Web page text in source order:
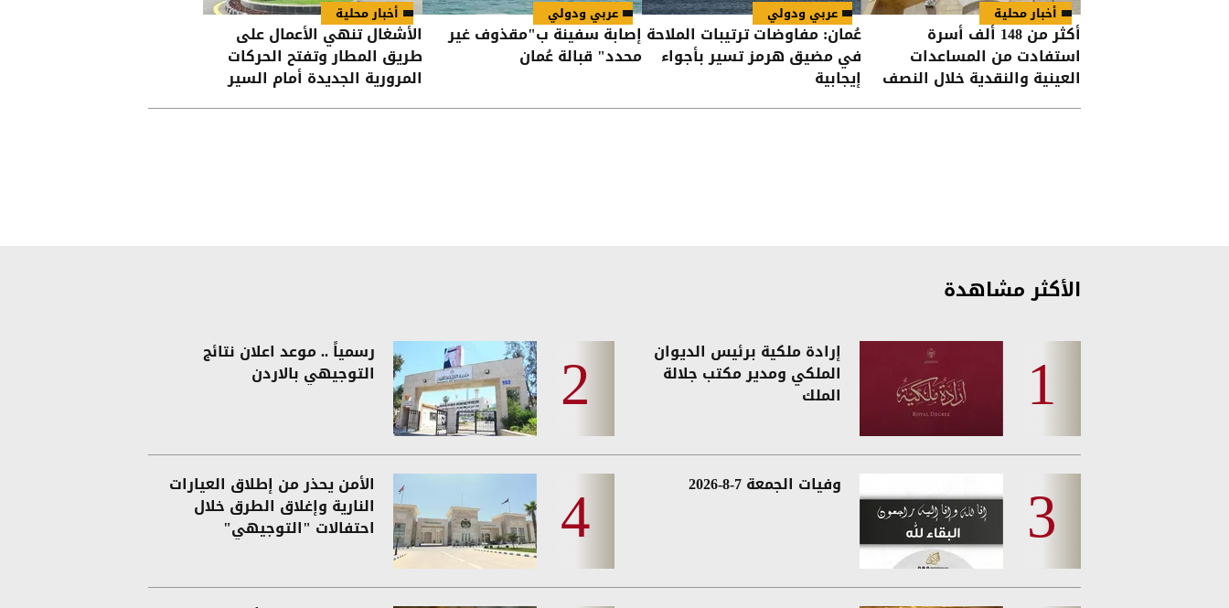
أخبار محلية
أكثر من 148 ألف أسرة
استفادت من المساعدات
العينية والنقدية خلال النصف
عربي ودولي
عُمان: مفاوضات ترتيبات الملاحة
في مضيق هرمز تسير بأجواء
إيجابية
عربي ودولي
إصابة سفينة ب"مقذوف غير
محدد" قبالة عُمان
أخبار محلية
الأشغال تنهي الأعمال على
طريق المطار وتفتح الحركات
المرورية الجديدة أمام السير
الأكثر مشاهدة
إرادة ملكية برئيس الديوان
الملكي ومدير مكتب جلالة
الملك
رسمياً .. موعد اعلان نتائج
التوجيهي بالاردن
وفيات الجمعة 7-8-2026 الأمن يحذر من إطلاق العيارات
النارية وإغلاق الطرق خلال
احتفالات "التوجيهي"